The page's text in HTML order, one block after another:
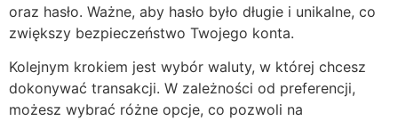
oraz hasło. Ważne, aby hasło było długie i unikalne, co
zwiększy bezpieczeństwo Twojego konta.
Kolejnym krokiem jest wybór waluty, w której chcesz
dokonywać transakcji. W zależności od preferencji,
możesz wybrać różne opcje, co pozwoli na